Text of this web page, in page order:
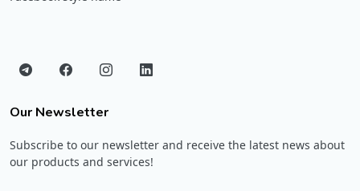
Our Newsletter
Subscribe to our newsletter and receive the latest news about
our products and services!